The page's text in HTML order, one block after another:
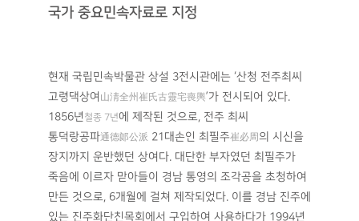
장식하는데 가장 많이 사용했다. 봉황 역시 같은 의미로
‘꼭두’라고 불렀다. 남자와 여자, 동자와 선인, 광대 등
다양한 인물이 장식으로 만들어졌다.
“여인과 동자, 동녀상은 죽은 이를 저승으로 모시는
공양供養의 형태가 많았습니다. 남자상의 경우 도포를
입고 갓을 쓰고 서 있거나 청노새, 청마 등을 타고 있는데,
이는 죽은 이를 의미합니다. 특별히 호랑이를 타고 있는